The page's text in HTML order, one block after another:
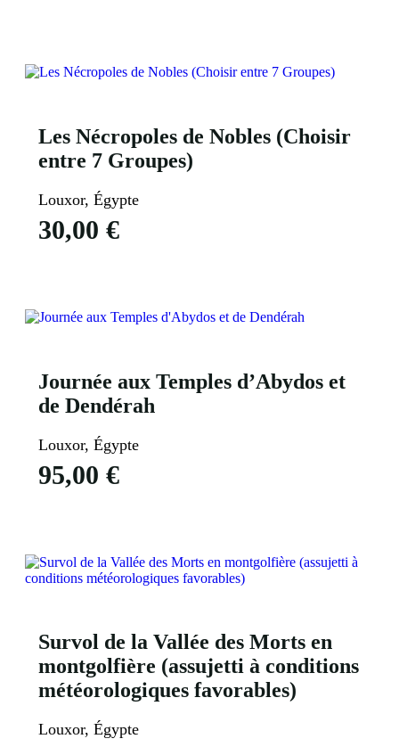
Les Nécropoles de Nobles (Choisir
entre 7 Groupes)
Louxor, Égypte
30,00 €
Journée aux Temples d’Abydos et
de Dendérah
Louxor, Égypte
95,00 €
Survol de la Vallée des Morts en
montgolfière (assujetti à conditions
météorologiques favorables)
Louxor, Égypte